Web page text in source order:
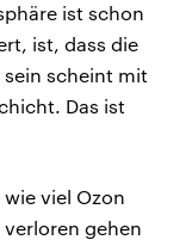
ist schon
ist, dass die
scheint mit
Das ist
viel Ozon
gehen